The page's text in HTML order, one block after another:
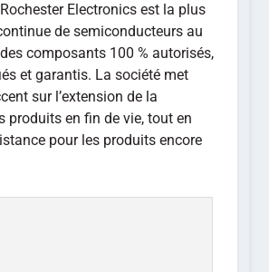
Electronics est la plus
de semiconducteurs au
composants 100 % autorisés,
et garantis. La société met
sur l’extension de la
produits en fin de vie, tout en
pour les produits encore